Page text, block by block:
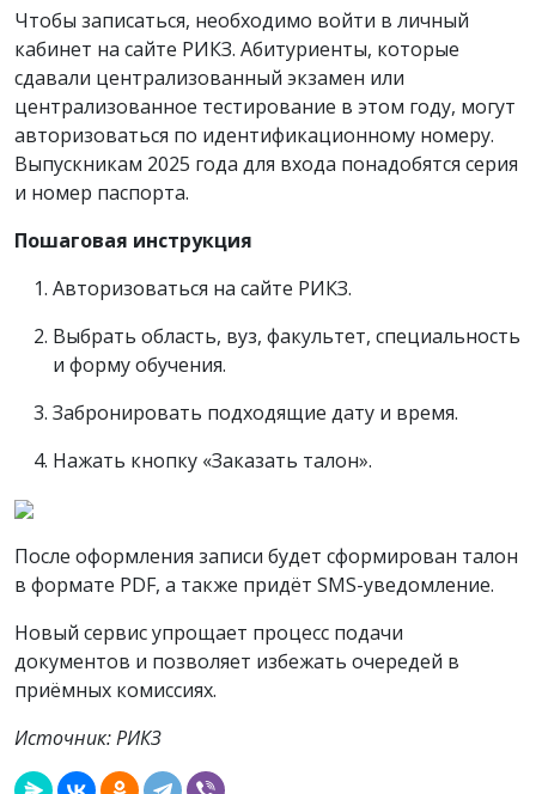
Чтобы записаться, необходимо войти в личный
кабинет на сайте РИКЗ. Абитуриенты, которые
сдавали централизованный экзамен или
централизованное тестирование в этом году, могут
авторизоваться по идентификационному номеру.
Выпускникам 2025 года для входа понадобятся серия
и номер паспорта.
Пошаговая инструкция
Авторизоваться на сайте РИКЗ.
Выбрать область, вуз, факультет, специальность
и форму обучения.
Забронировать подходящие дату и время.
Нажать кнопку «Заказать талон».
После оформления записи будет сформирован талон
в формате PDF, а также придёт SMS-уведомление.
Новый сервис упрощает процесс подачи
документов и позволяет избежать очередей в
приёмных комиссиях.
Источник: РИКЗ